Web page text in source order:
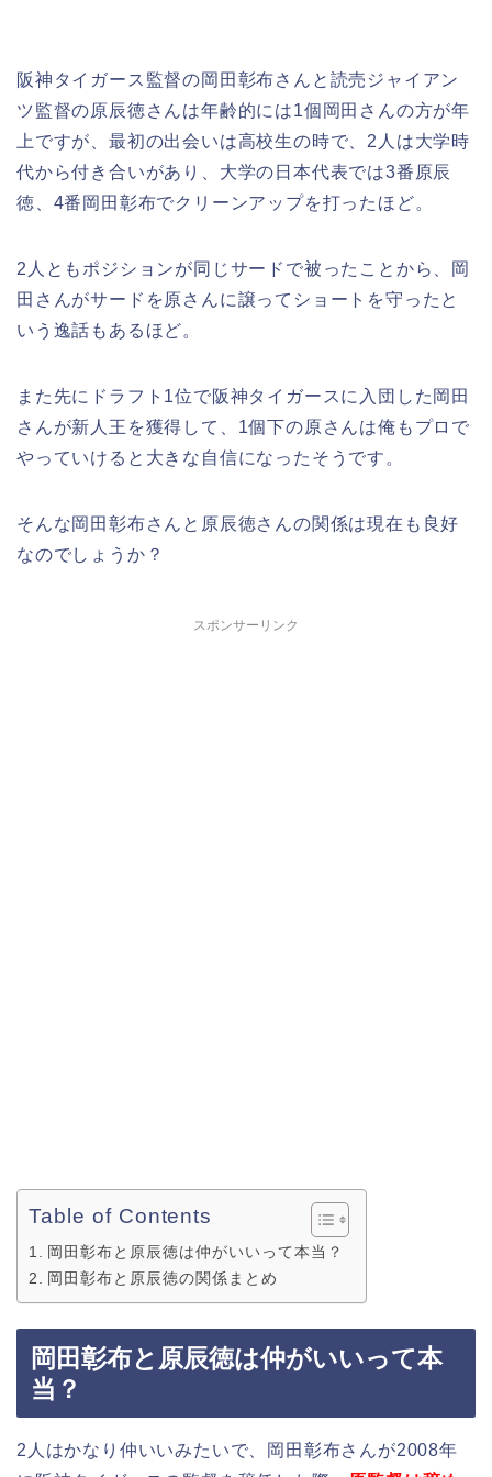
阪神タイガース監督の岡田彰布さんと読売ジャイアン
ツ監督の原辰徳さんは年齢的には1個岡田さんの方が年
上ですが、最初の出会いは高校生の時で、2人は大学時
代から付き合いがあり、大学の日本代表では3番原辰
徳、4番岡田彰布でクリーンアップを打ったほど。
2人ともポジションが同じサードで被ったことから、岡
田さんがサードを原さんに譲ってショートを守ったと
いう逸話もあるほど。
また先にドラフト1位で阪神タイガースに入団した岡田
さんが新人王を獲得して、1個下の原さんは俺もプロで
やっていけると大きな自信になったそうです。
そんな岡田彰布さんと原辰徳さんの関係は現在も良好
なのでしょうか？
スポンサーリンク
Table of Contents
岡田彰布と原辰徳は仲がいいって本当？
岡田彰布と原辰徳の関係まとめ
岡田彰布と原辰徳は仲がいいって本
当？
2人はかなり仲いいみたいで、岡田彰布さんが2008年